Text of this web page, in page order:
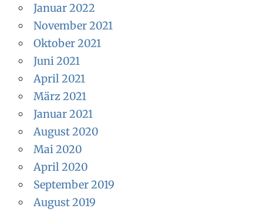
Januar 2022
November 2021
Oktober 2021
Juni 2021
April 2021
März 2021
Januar 2021
August 2020
Mai 2020
April 2020
September 2019
August 2019